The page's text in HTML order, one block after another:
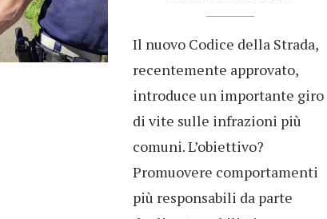
Il nuovo Codice della Strada,
recentemente approvato,
introduce un importante giro
di vite sulle infrazioni più
comuni. L’obiettivo?
Promuovere comportamenti
più responsabili da parte